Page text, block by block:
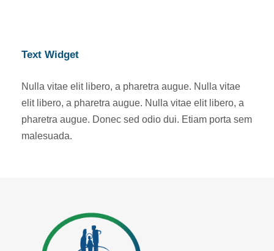
Text Widget
Nulla vitae elit libero, a pharetra augue. Nulla vitae
elit libero, a pharetra augue. Nulla vitae elit libero, a
pharetra augue. Donec sed odio dui. Etiam porta sem
malesuada.